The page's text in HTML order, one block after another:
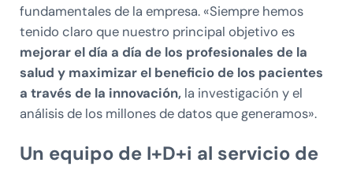
fundamentales de la empresa. «Siempre hemos
tenido claro que nuestro principal objetivo es
mejorar el día a día de los profesionales de la
salud y maximizar el beneficio de los pacientes
a través de la innovación, la investigación y el
análisis de los millones de datos que generamos».
Un equipo de I+D+i al servicio de